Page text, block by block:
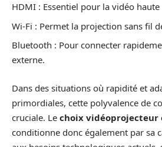
HDMI : Essentiel pour la vidéo
Wi-Fi : Permet la projection sans fil
Bluetooth : Pour connecter
externe.
Dans des situations où rapidité et
primordiales, cette polyvalence de
cruciale. Le choix vidéoprojecteur
conditionne donc également par sa